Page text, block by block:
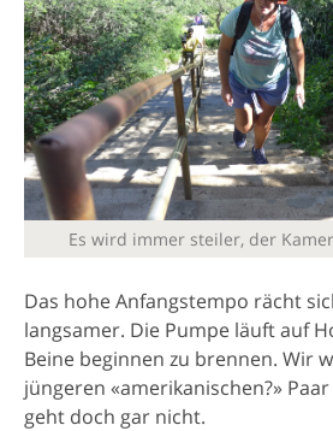
Es wird immer steiler, der
Das hohe Anfangstempo rächt
langsamer. Die Pumpe läuft auf
Beine beginnen zu brennen. Wir
jüngeren «amerikanischen?»
geht doch gar nicht.